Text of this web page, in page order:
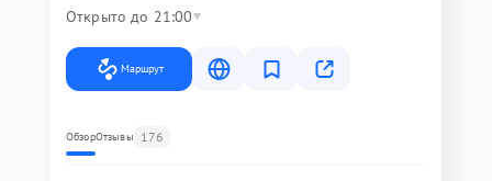
Открыто до 21:00
Маршрут
ОбзорОтзывы 176